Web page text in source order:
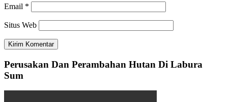
Email *
Situs Web
Perusakan Dan Perambahan Hutan Di Labura
Sum